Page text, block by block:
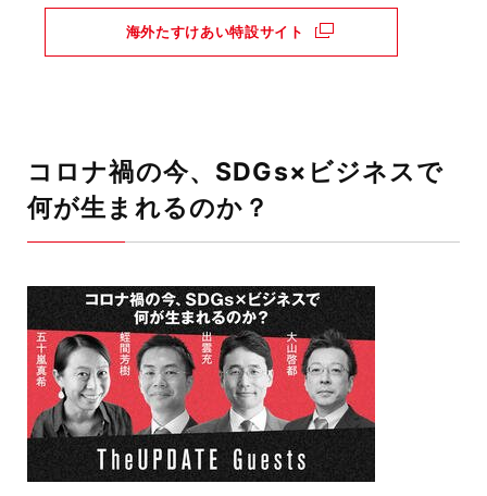
海外たすけあい特設サイト
コロナ禍の今、SDGs×ビジネスで
何が生まれるのか？